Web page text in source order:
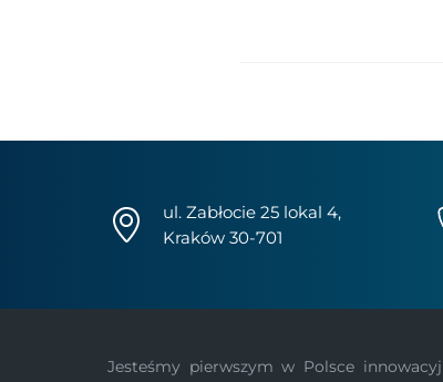
ul. Zabłocie 25 lokal 4,
Kraków 30-701
Jesteśmy pierwszym w Polsce